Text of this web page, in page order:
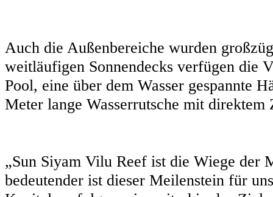
Auch die Außenbereiche wurden
weitläufigen Sonnendecks verfügen die
Pool, eine über dem Wasser gespannte
Meter lange Wasserrutsche mit direktem
„Sun Siyam Vilu Reef ist die Wiege der
bedeutender ist dieser Meilenstein für